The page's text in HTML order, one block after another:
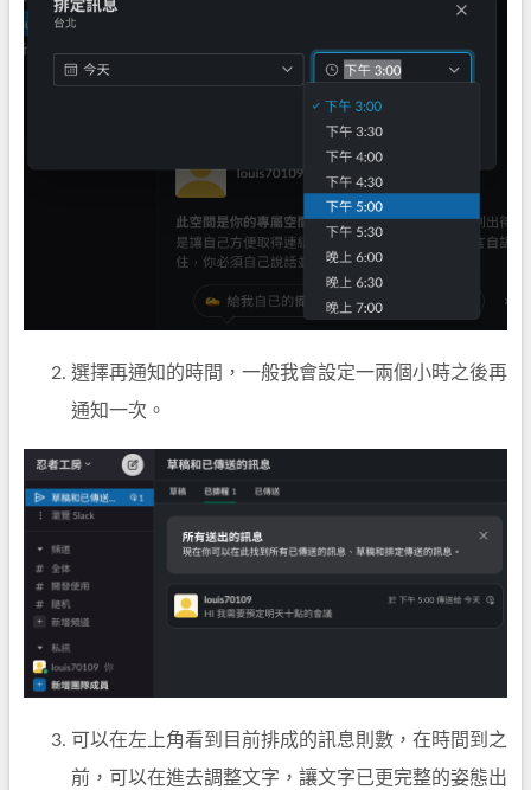
選擇再通知的時間，一般我會設定一兩個小時之後再
通知一次。
可以在左上角看到目前排成的訊息則數，在時間到之
前，可以在進去調整文字，讓文字已更完整的姿態出